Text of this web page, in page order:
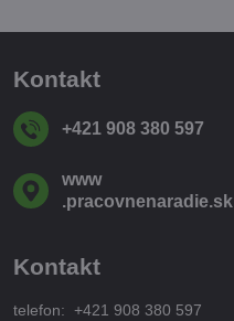
Kontakt
+421 908 380 597
www​
.pracovnenaradie​.sk
Kontakt
telefon: +421 908 380 597